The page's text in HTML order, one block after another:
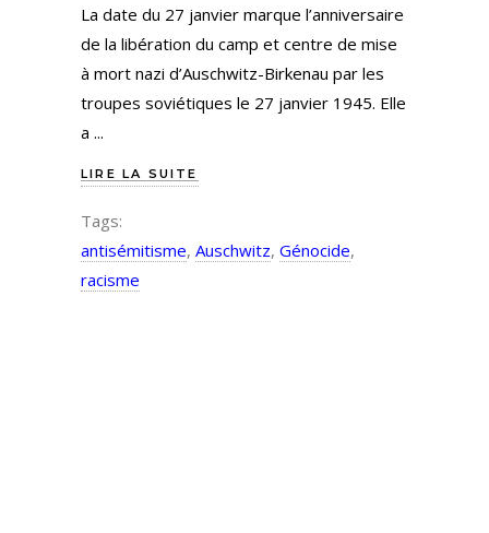
La date du 27 janvier marque l’anniversaire
de la libération du camp et centre de mise
à mort nazi d’Auschwitz-Birkenau par les
troupes soviétiques le 27 janvier 1945. Elle
a
LIRE LA SUITE
Tags:
antisémitisme, Auschwitz, Génocide,
racisme